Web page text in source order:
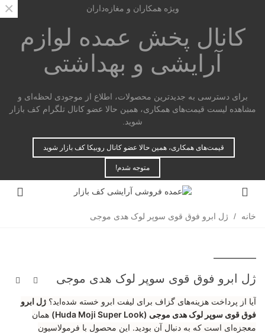
ویژه همکاران و مغازه‌داران
کانال پخش عمده لوازم
آرایشی و بهداشتی
برای دسترسی به جدیدترین محصولات، اطلاع از موجودی لحظه‌ای و
مشاهده لیست قیمت‌های همکاری، همین حالا عضو کانال تلگرام کف بازار
شوید.
قیمت‌های همکاری، همین حالا عضو کانال روبیکا کف بازار شوید
متوجه شدم!
×
خانه / ژل ابرو فوق قوی سوپر لوک هدی موجی
ژل ابرو فوق قوی سوپر لوک هدی موجی
آیا از پرداخت هزینه‌های گزاف برای لیفت ابرو خسته شده‌اید؟ ژل ابرو
فوق قوی سوپر لوک هدی موجی (Huda Moji Super Look)
همان
معجزه‌ای است که به دنبال آن بودید. این محصول با فرمولاسیون